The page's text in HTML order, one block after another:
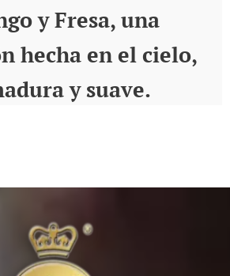
y Fresa, una
hecha en el cielo,
y suave.